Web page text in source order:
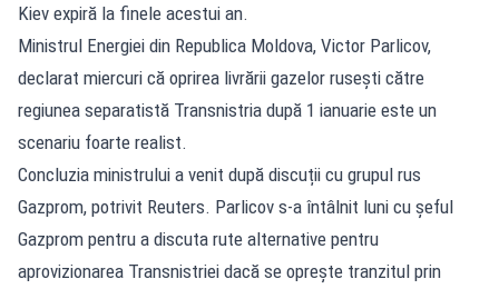
Kiev expiră la finele acestui an.
Ministrul Energiei din Republica Moldova, Victor Parlicov,
declarat miercuri că oprirea livrării gazelor rusești către
regiunea separatistă Transnistria după 1 ianuarie este un
scenariu foarte realist.
Concluzia ministrului a venit după discuții cu grupul rus
Gazprom, potrivit Reuters. Parlicov s-a întâlnit luni cu şeful
Gazprom pentru a discuta rute alternative pentru
aprovizionarea Transnistriei dacă se opreşte tranzitul prin